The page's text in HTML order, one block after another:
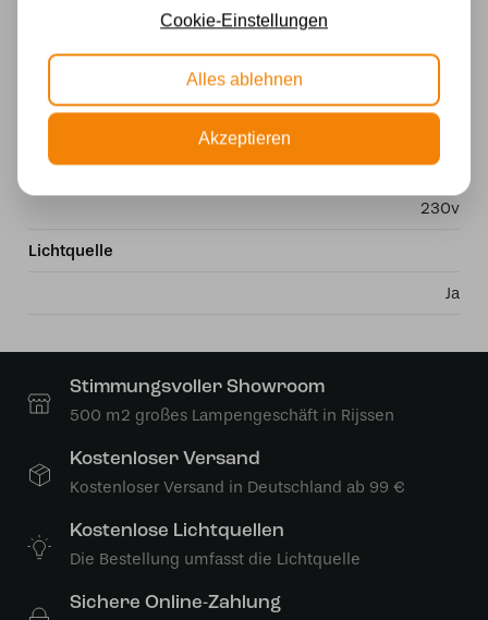
Glas
Stromversorgung
230v
Lichtquelle
Ja
Stimmungsvoller Showroom
500 m2 großes Lampengeschäft in Rijssen
Kostenloser Versand
Kostenloser Versand in Deutschland ab 99 €
Kostenlose Lichtquellen
Die Bestellung umfasst die Lichtquelle
Sichere Online-Zahlung
Cookie-Einstellungen
Alles ablehnen
Akzeptieren